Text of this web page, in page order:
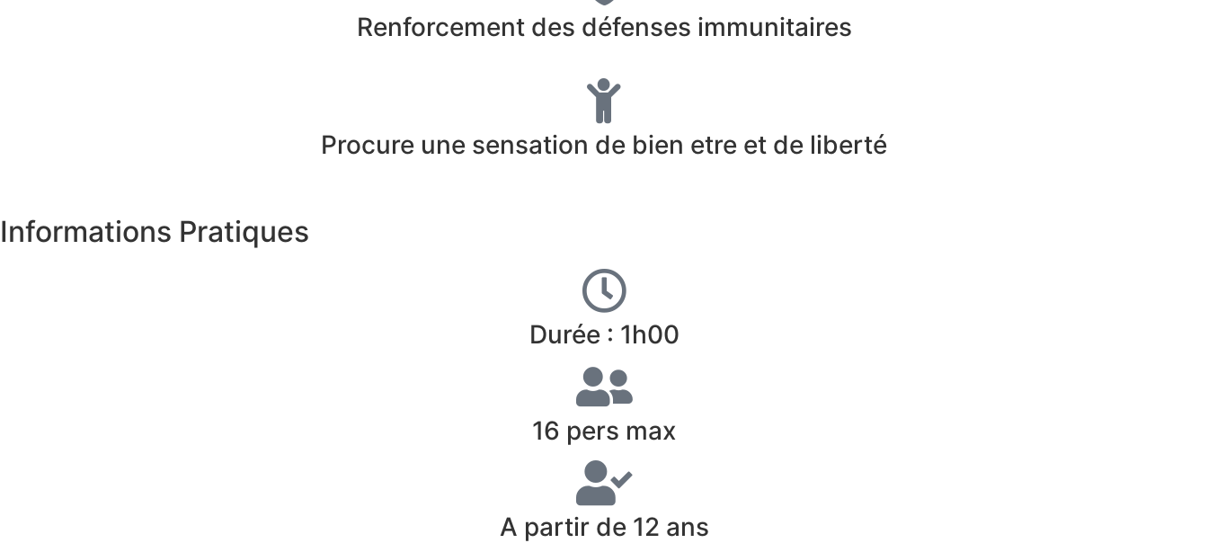
Renforcement des défenses immunitaires
Procure une sensation de bien etre et de liberté
Informations Pratiques
Durée : 1h00
16 pers max
A partir de 12 ans